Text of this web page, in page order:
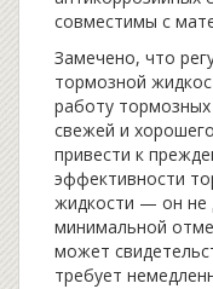
совместимы с
Замечено, что
тормозной
работу
свежей и
привести к
эффективности
жидкости — он не
минимальной
может
требует